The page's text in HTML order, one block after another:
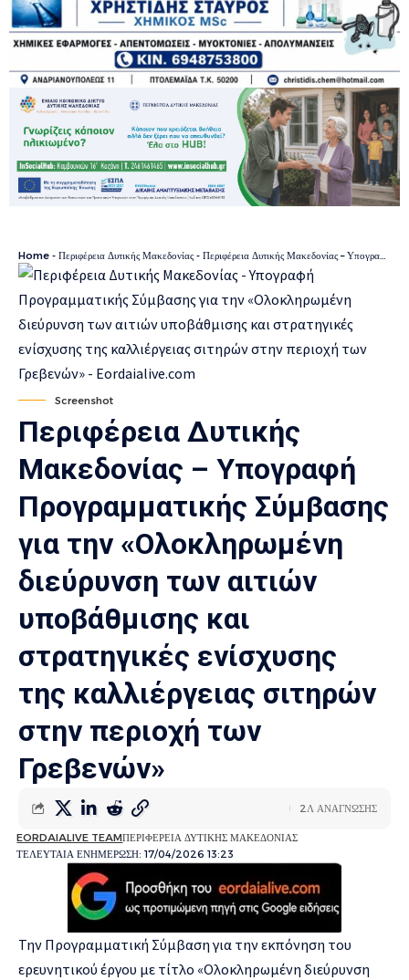
Home - Περιφέρεια Δυτικής Μακεδονίας - Περιφέρεια Δυτικής Μακεδονίας – Υπογραφή Προγραμματικής Σύμβασης για την «Ολοκληρωμένη διεύρυνση των αιτιών υποβάθμισης και στρατηγικές ενίσχυσης της καλλιέργειας σιτηρών στην περιοχή των Γρεβενών»
Screenshot
Περιφέρεια Δυτικής
Μακεδονίας – Υπογραφή
Προγραμματικής Σύμβασης
για την «Ολοκληρωμένη
διεύρυνση των αιτιών
υποβάθμισης και
στρατηγικές ενίσχυσης
της καλλιέργειας σιτηρών
στην περιοχή των
Γρεβενών»
ΤΕΛΕΥΤΑΙΑ ΕΝΗΜΕΡΩΣΗ: 17/04/2026 13:23
EORDAIALIVE TEAMΠΕΡΙΦΕΡΕΙΑ ΔΥΤΙΚΗΣ ΜΑΚΕΔΟΝΙΑΣ
2Λ ΑΝΑΓΝΩΣΗΣ
Την Προγραμματική Σύμβαση για την εκπόνηση του
ερευνητικού έργου με τίτλο «Ολοκληρωμένη διεύρυνση